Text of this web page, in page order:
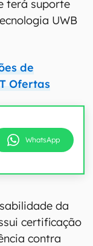
terá suporte
UWB
de
Ofertas
WhatsApp
da
certificação
contra